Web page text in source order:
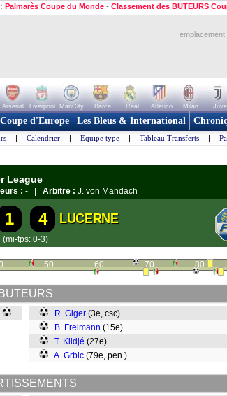
Palmarès Coupe du Monde - Classement des BUTEURS
emplacement
Arsenal Liverpool ManCity Barca Real Atletico Milan Juve
Coupe d'Europe Les Bleus & International
| Calendrier | Equipe type | Tableau Transferts |
League
: - | Arbitre : J. von Mandach
1 4 LUCERNE
(mi-tps: 0-3)
50 60 70 80
BUTEURS
R. Giger (3e, csc)
B. Freimann (15e)
T. Klidjé (27e)
A. Grbic (79e, pen.)